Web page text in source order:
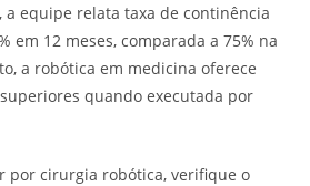
a equipe relata taxa de continência
em 12 meses, comparada a 75% na
a robótica em medicina oferece
quando executada por
por cirurgia robótica, verifique o